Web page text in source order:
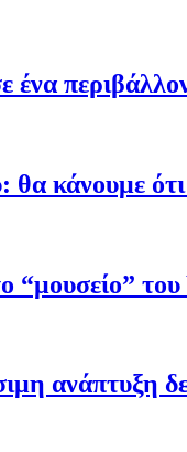
ένα
κάνουμε
“μουσείο”
ανάπτυξη